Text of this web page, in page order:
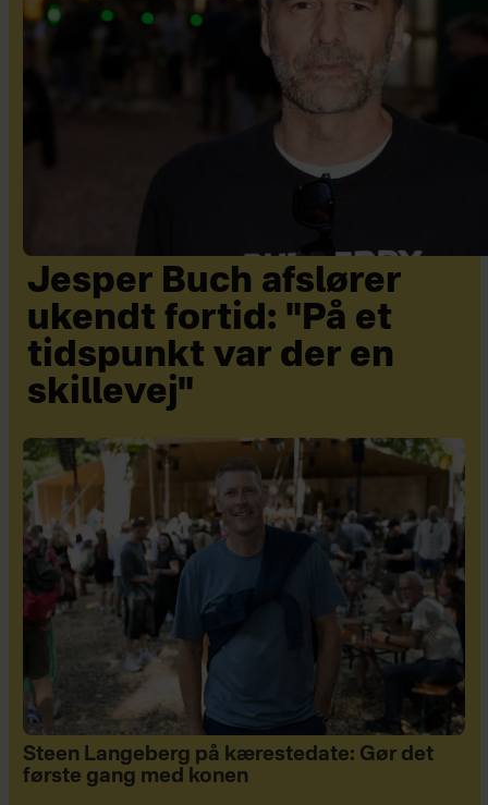
Jesper Buch afslører
ukendt fortid: "På et
tidspunkt var der en
skillevej"
Steen Langeberg på kærestedate: Gør det
første gang med konen